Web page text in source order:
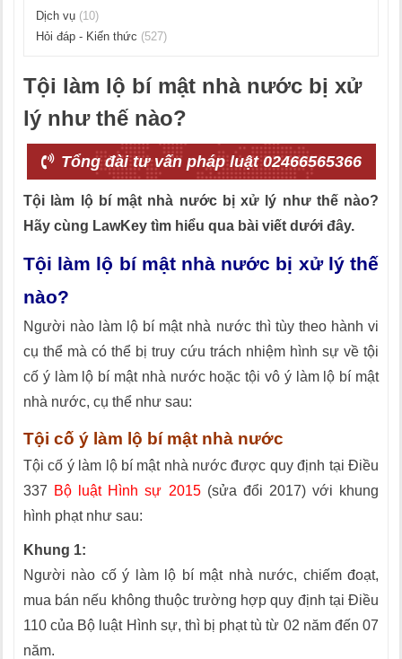
Dịch vụ (10)
Hỏi đáp - Kiến thức (527)
Tội làm lộ bí mật nhà nước bị xử
lý như thế nào?
Tổng đài tư vấn pháp luật 02466565366
Tội làm lộ bí mật nhà nước bị xử lý như thế nào?
Hãy cùng LawKey tìm hiểu qua bài viết dưới đây.
Tội làm lộ bí mật nhà nước bị xử lý thế
nào?
Người nào làm lộ bí mật nhà nước thì tùy theo hành vi
cụ thể mà có thể bị truy cứu trách nhiệm hình sự về tội
cố ý làm lộ bí mật nhà nước hoặc tội vô ý làm lộ bí mật
nhà nước, cụ thể như sau:
Tội cố ý làm lộ bí mật nhà nước
Tội cố ý làm lộ bí mật nhà nước được quy định tại Điều
337 Bộ luật Hình sự 2015(sửa đổi 2017) với khung
hình phạt như sau:
Khung 1:
Người nào cố ý làm lộ bí mật nhà nước, chiếm đoạt,
mua bán nếu không thuộc trường hợp quy định tại Điều
110 của Bộ luật Hình sự, thì bị phạt tù từ 02 năm đến 07
năm.